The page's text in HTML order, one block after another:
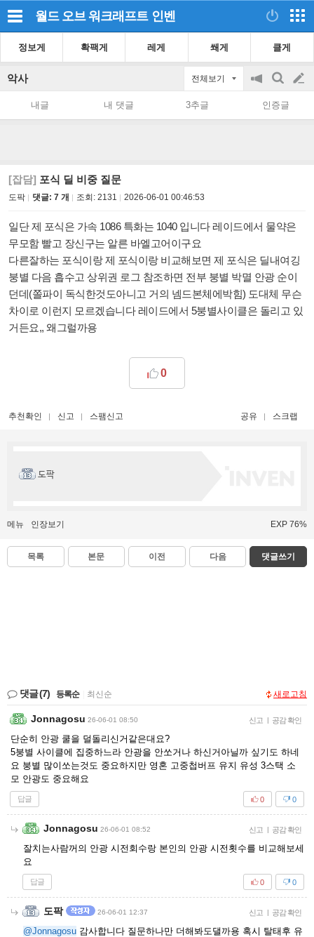
월드 오브 워크래프트 인벤
정보게 확팩게 레게 쐐게 클게
악사 전체보기
공
on/off
검
색
글
쓰
내글 내 댓글 3추글 인증글
[잡담] 포식 딜 비중 질문
도팍 댓글: 7 개 조회: 2131 2026-06-01 00:46:53
일단 제 포식은 가속 1086 특화는 1040 입니다 레이드에서 물약은
무모함 빨고 장신구는 알른 바엘고어이구요
다른잘하는 포식이랑 제 포식이랑 비교해보면 제 포식은 딜내여깅
붕별 다음 흡수고 상위권 로그 참조하면 전부 붕별 박멸 안광 순이
던데(쫄파이 독식한것도아니고 거의 넴드본체에박힘) 도대체 무슨
차이로 이런지 모르겠습니다 레이드에서 5붕별사이클은 돌리고 있
거든요,, 왜그럴까용
0
추천확인 신고 스팸신고 공유 스크랩
도팍
메뉴 인장보기 EXP 76%
목록 본문 이전 다음 댓글쓰기
댓글(7) 등록순 최신순 새로고침
Jonnagosu 26-06-01 08:50 신고 | 공감 확인
단순히 안광 쿨을 덜돌리신거같은대요?
5붕별 사이클에 집중하느라 안광을 안쏘거나 하신거아닐까 싶기도 하네
요 붕별 많이쏘는것도 중요하지만 영혼 고중첩버프 유지 유성 3스택 소
모 안광도 중요해요
답글 0
0
Jonnagosu 26-06-01 08:52 신고 | 공감 확인
잘치는사람꺼의 안광 시전회수랑 본인의 안광 시전횟수를 비교해보세
요
답글 0
0
도팍 26-06-01 12:37 신고 | 공감 확인
@Jonnagosu 감사합니다 질문하나만 더해봐도댈까용 혹시 탈태후 유